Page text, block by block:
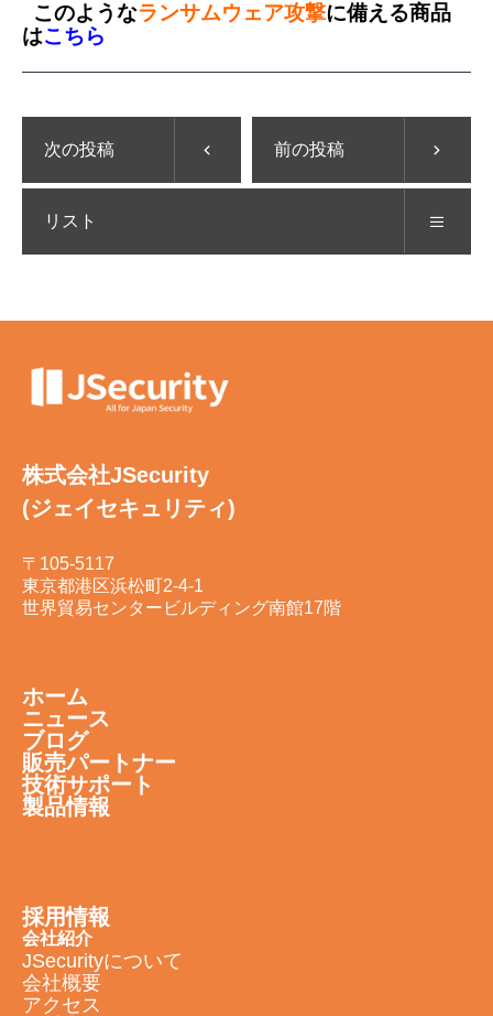
このようなランサムウェア攻撃に備える商品
はこちら
次の投稿 前の投稿
リスト
株式会社JSecurity
(ジェイセキュリティ)
〒105-5117
東京都港区浜松町2-4-1
世界貿易センタービルディング南館17階
ホーム
ニュース
ブログ
販売パートナー
技術サポート
製品情報
採用情報
会社紹介
JSecurityについて
会社概要
アクセス